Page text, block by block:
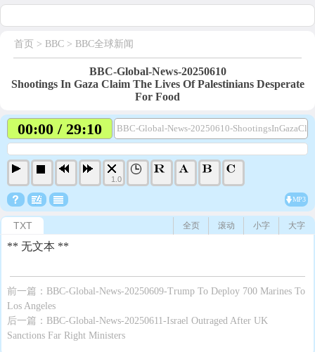
首页 > BBC > BBC全球新闻
BBC-Global-News-20250610
Shootings In Gaza Claim The Lives Of Palestinians Desperate
For Food
00:00 / 29:10 BBC-Global-News-20250610-
1.0
MP3
TXT 大字
小字
滚动
全页
** 无文本 **
前一篇： BBC-Global-News-20250609-Trump To Deploy 700 Marines To
Los Angeles
后一篇： BBC-Global-News-20250611-Israel Outraged After UK
Sanctions Far Right Ministers